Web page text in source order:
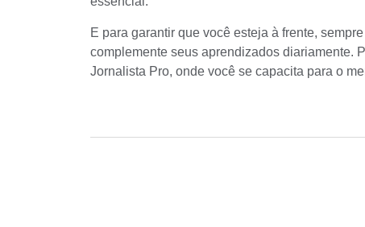
E para garantir que você esteja à frente,
complemente seus aprendizados diariamente.
Jornalista Pro, onde você se capacita para o